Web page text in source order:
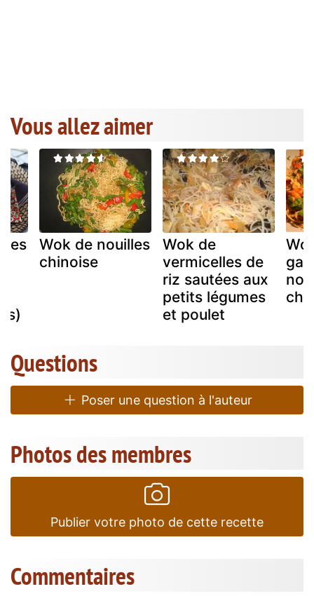
Vous allez aimer
Wok de nouilles
chinoise
Wok de
vermicelles de
riz sautées aux
petits légumes
et poulet
Questions
Poser une question à l'auteur
Photos des membres
Publier votre photo de cette recette
Commentaires